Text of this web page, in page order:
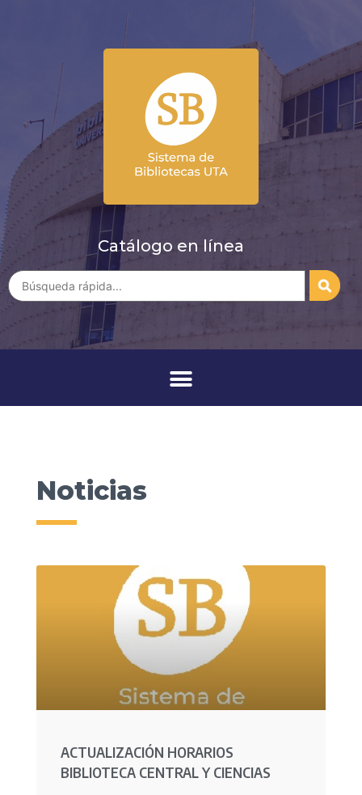
Catálogo en línea
Noticias
ACTUALIZACIÓN HORARIOS
BIBLIOTECA CENTRAL Y CIENCIAS